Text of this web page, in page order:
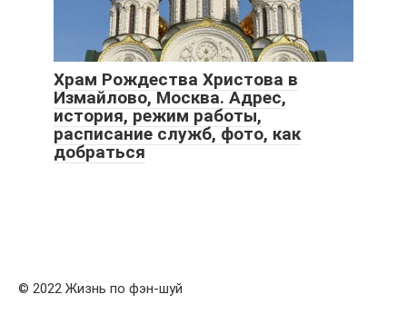
Храм Рождества Христова в
Измайлово, Москва. Адрес,
история, режим работы,
расписание служб, фото, как
добраться
© 2022 Жизнь по фэн-шуй